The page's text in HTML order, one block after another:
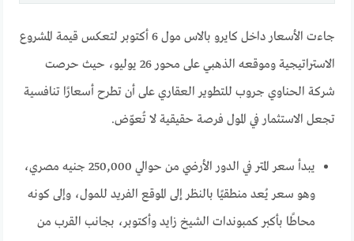
جاءت الأسعار داخل كايرو بالاس مول 6 أكتوبر لتعكس قيمة المشروع
الاستراتيجية وموقعه الذهبي على محور 26 يوليو، حيث حرصت
شركة الحناوي جروب للتطوير العقاري على أن تطرح أسعارًا تنافسية
تجعل الاستثمار في المول فرصة حقيقية لا تُعوّض.
يبدأ سعر المتر في الدور الأرضي من حوالي 250,000 جنيه مصري،
وهو سعر يُعد منطقيًا بالنظر إلى الموقع الفريد للمول، وإلى كونه
محاطًا بأكبر كمبوندات الشيخ زايد وأكتوبر، بجانب القرب من